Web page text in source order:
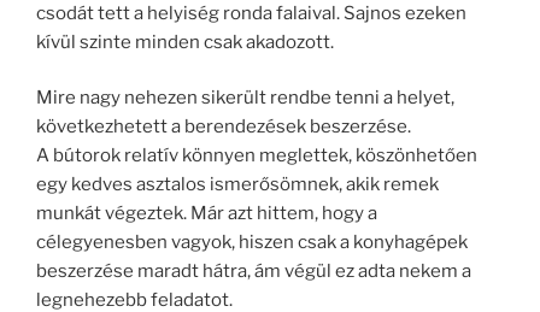
csodát tett a helyiség ronda falaival. Sajnos ezeken
kívül szinte minden csak akadozott.
Mire nagy nehezen sikerült rendbe tenni a helyet,
következhetett a berendezések beszerzése.
A bútorok relatív könnyen meglettek, köszönhetően
egy kedves asztalos ismerősömnek, akik remek
munkát végeztek. Már azt hittem, hogy a
célegyenesben vagyok, hiszen csak a konyhagépek
beszerzése maradt hátra, ám végül ez adta nekem a
legnehezebb feladatot.